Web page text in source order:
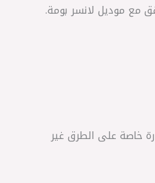
مع موديل لانسر بومة.
خاصة على الطرق غير